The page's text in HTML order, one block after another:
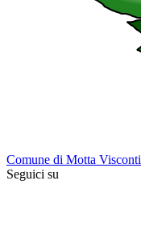
Comune di Motta Visconti
Seguici su